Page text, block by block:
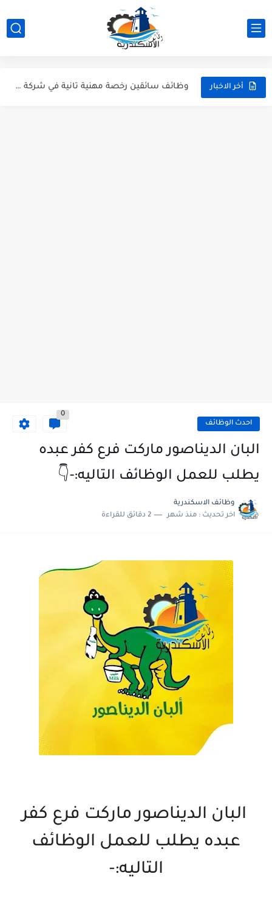
أخر الاخبار
شيف كريب، كاشير، وأعضاء مطبخ | وظائف مطعم ذا كريبياري...
وظائف سائقين رخصة مهنية تانية في شركة Woodek للتجهيزات الخشبية...
احدث الوظائف
0
البان الديناصور ماركت فرع كفر عبده
يطلب للعمل الوظائف التاليه:-👇
وظائف الاسكندرية
اخر تحديث : منذ شهر 2 دقائق للقراءة
البان الديناصور ماركت فرع كفر
عبده يطلب للعمل الوظائف
التاليه:-